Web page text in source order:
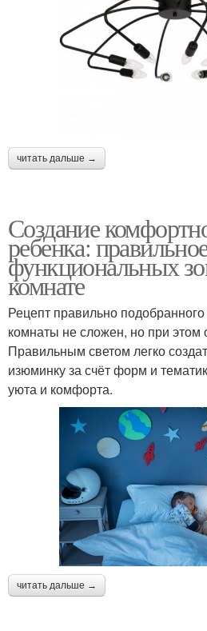
читать дальше →
Создание
ребенка:
функциональных
комнате
Рецепт правильно
комнаты не сложен, но при этом
Правильным светом легко
изюминку за счёт форм и
уюта и комфорта.
читать дальше →